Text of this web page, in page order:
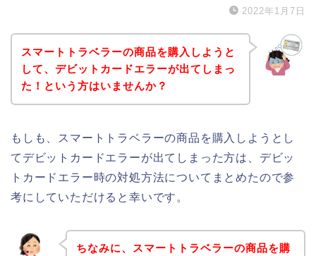
2022年1月7日
スマートトラベラーの商品を購入しようと
して、デビットカードエラーが出てしまっ
た！という方はいませんか？
もしも、スマートトラベラーの商品を購入しようとし
てデビットカードエラーが出てしまった方は、デビッ
トカードエラー時の対処方法についてまとめたので参
考にしていただけると幸いです。
ちなみに、スマートトラベラーの商品を購